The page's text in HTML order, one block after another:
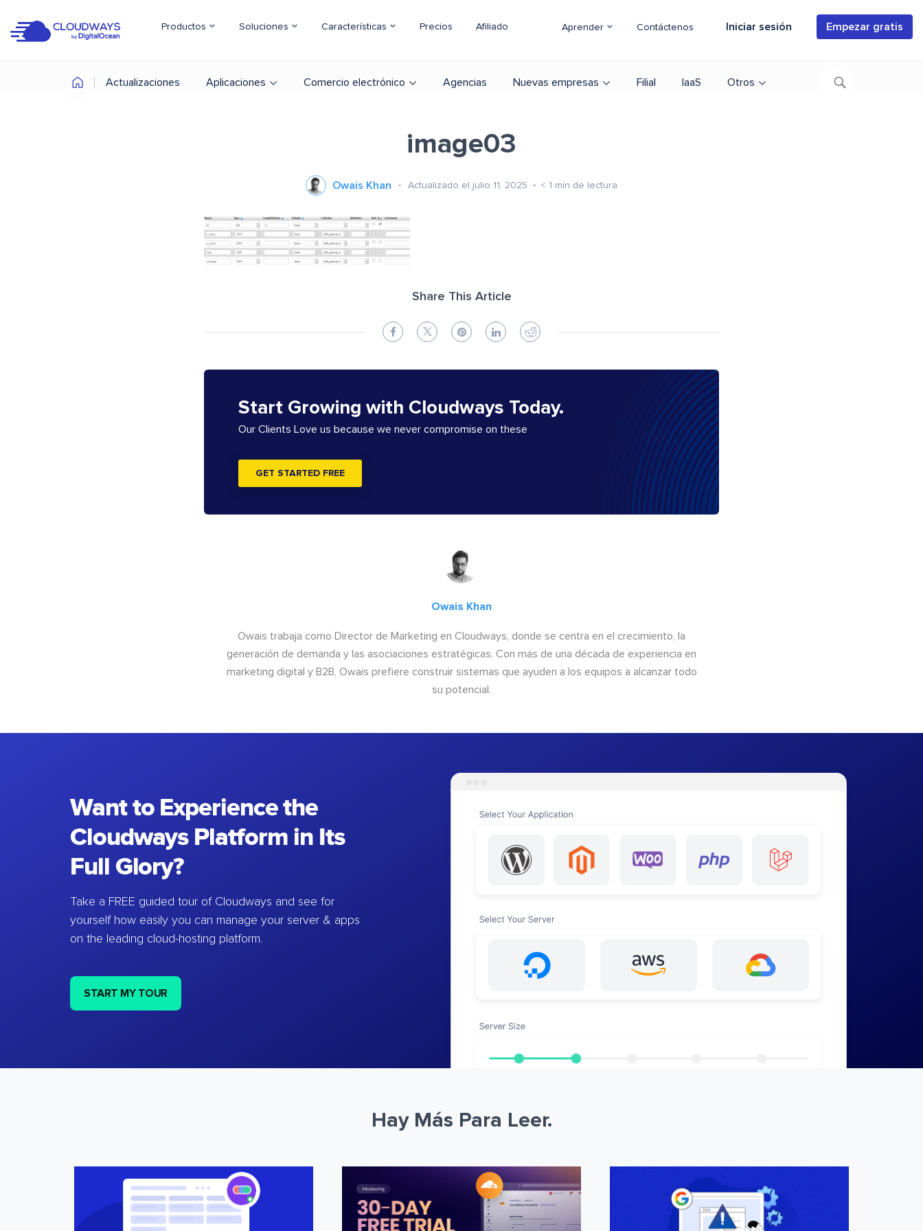
Productos Soluciones Características Precios Afiliado Aprender Contáctenos Iniciar sesión Empezar gratis
Actualizaciones Aplicaciones Comercio electrónico Agencias Nuevas empresas Filial IaaS Otros
image03
Owais Khan Actualizado el julio 11, 2025 < 1 min de lectura
Share This Article
Start Growing with Cloudways Today.
Our Clients Love us because we never compromise on these
GET STARTED FREE
Owais Khan
Owais trabaja como Director de Marketing en Cloudways, donde se centra en el crecimiento, la
generación de demanda y las asociaciones estratégicas. Con más de una década de experiencia en
marketing digital y B2B, Owais prefiere construir sistemas que ayuden a los equipos a alcanzar todo
su potencial.
Want to Experience the
Cloudways Platform in Its
Full Glory?
Take a FREE guided tour of Cloudways and see for
yourself how easily you can manage your server & apps
on the leading cloud-hosting platform.
START MY TOUR
Hay Más Para Leer.